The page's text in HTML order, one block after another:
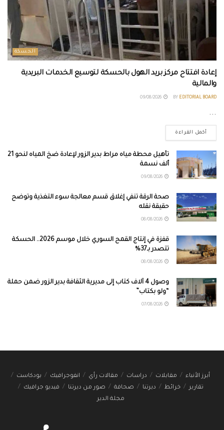
الحسكة
إعادة افتتاح مركز بريد الهول بالحسكة لتوسيع الخدمات البريدية
والمالية
BY EDITORIAL BOARD
...
أكمل القراءة
تأهيل محطة مياه مراط بدير الزور لإعادة ضخ المياه لنحو 21
ألف نسمة
صحة الرقة تنفي إغلاق قسم معالجة سوء التغذية وتوضح
حقيقة نقله
قفزة في إنتاج القمح السوري خلال موسم 2026.. الحسكة
تتصدر بـ37%
وصول 4 آلاف كتاب إلى مديرية الثقافة بدير الزور ضمن حملة
“ولو بكتاب”
أبرز الأنباء مقابلات دراسات مقالات رأي انفوجرافيك
بودكاست
تقارير
خرائط ديرتنا صحافة صور من ديرتنا
فيديو جرافيك
مجلة الدير